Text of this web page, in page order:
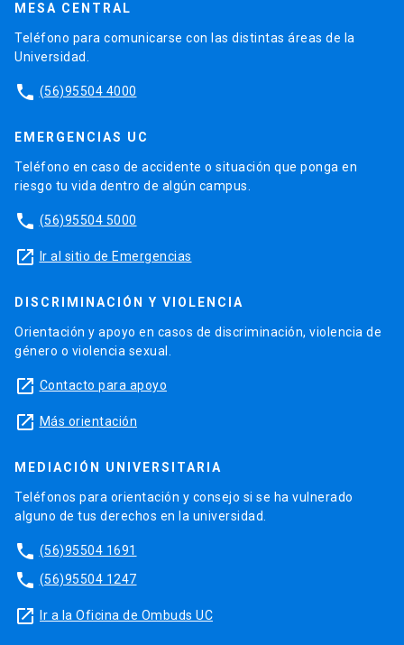
MESA CENTRAL
Teléfono para comunicarse con las distintas áreas de la
Universidad.
phone (56)95504 4000
EMERGENCIAS UC
Teléfono en caso de accidente o situación que ponga en
riesgo tu vida dentro de algún campus.
phone (56)95504 5000
launch Ir al sitio de Emergencias
DISCRIMINACIÓN Y VIOLENCIA
Orientación y apoyo en casos de discriminación, violencia de
género o violencia sexual.
launch Contacto para apoyo
launch Más orientación
MEDIACIÓN UNIVERSITARIA
Teléfonos para orientación y consejo si se ha vulnerado
alguno de tus derechos en la universidad.
phone (56)95504 1691
phone (56)95504 1247
launch Ir a la Oficina de Ombuds UC